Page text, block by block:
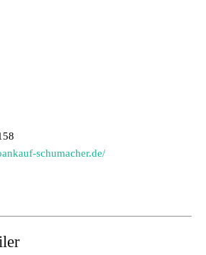
schumacher.de/